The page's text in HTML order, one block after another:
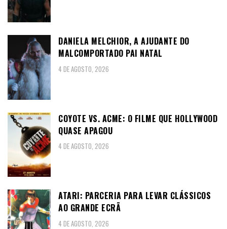
DANIELA MELCHIOR, A AJUDANTE DO
MALCOMPORTADO PAI NATAL
4 DE AGOSTO, 2026
COYOTE VS. ACME: O FILME QUE HOLLYWOOD
QUASE APAGOU
4 DE AGOSTO, 2026
ATARI: PARCERIA PARA LEVAR CLÁSSICOS
AO GRANDE ECRÃ
4 DE AGOSTO, 2026